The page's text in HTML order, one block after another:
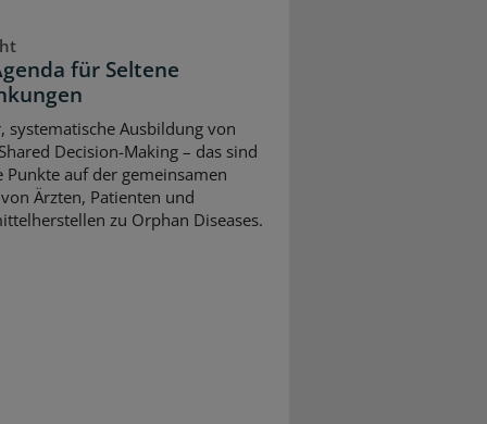
für Seltene
systematische Ausbildung von
Decision-Making – das sind
Punkte auf der gemeinsamen
Ärzten, Patienten und
zu Orphan Diseases.